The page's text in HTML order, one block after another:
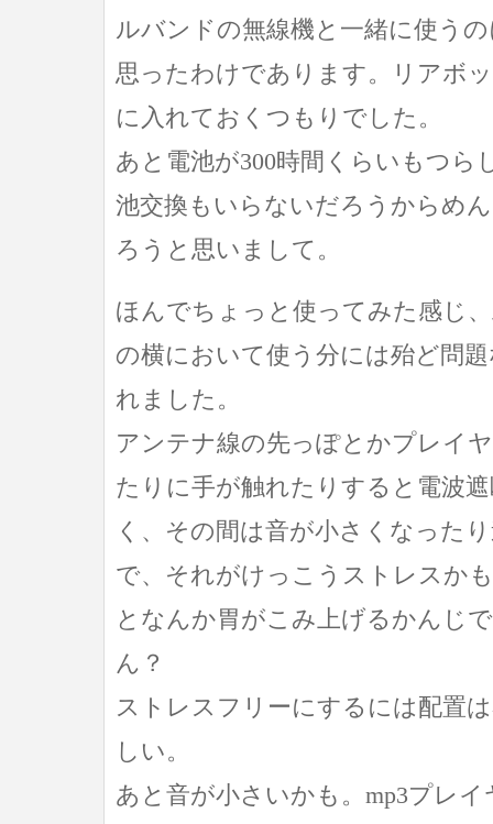
ルバンドの無線機と一緒に使う
思ったわけであります。リアボ
に入れておくつもりでした。
あと電池が300時間くらいもつら
池交換もいらないだろうからめ
ろうと思いまして。
ほんでちょっと使ってみた感じ
の横において使う分には殆ど問
れました。
アンテナ線の先っぽとかプレイ
たりに手が触れたりすると電波
く、その間は音が小さくなった
で、それがけっこうストレスか
となんか胃がこみ上げるかんじ
ん？
ストレスフリーにするには配置
しい。
あと音が小さいかも。mp3プレ